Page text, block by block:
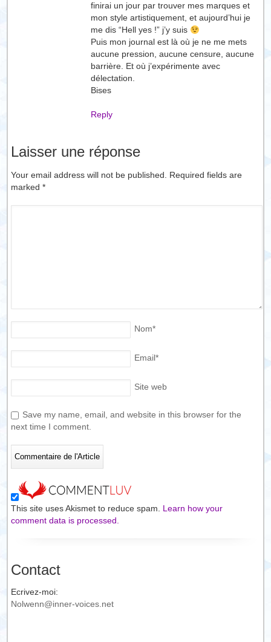
finirai un jour par trouver mes marques et
mon style artistiquement, et aujourd’hui je
me dis “Hell yes !” j’y suis
Puis mon journal est là où je ne me mets
aucune pression, aucune censure, aucune
barrière. Et où j’expérimente avec
délectation.
Bises
Reply
Laisser une réponse
Your email address will not be published. Required fields are
marked*
Nom*
Email*
Site web
Save my name, email, and website in this browser for the
next time I comment.
This site uses Akismet to reduce spam. Learn how your
comment data is processed.
Contact
Ecrivez-moi:
Nolwenn@inner-voices.net